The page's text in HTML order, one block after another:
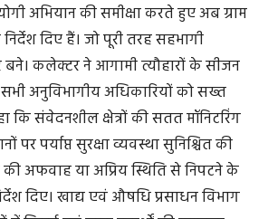
अभियान की समीक्षा करते हुए अब ग्राम
दिए हैं। जो पूरी तरह सहभागी
कलेक्टर ने आगामी त्यौहारों के सीजन
अनुविभागीय अधिकारियों को सख्त
कि संवेदनशील क्षेत्रों की सतत मॉनिटरिंग
पर पर्याप्त सुरक्षा व्यवस्था सुनिश्चित की
की अफवाह या अप्रिय स्थिति से निपटने के
दिए। खाद्य एवं औषधि प्रसाधन विभाग